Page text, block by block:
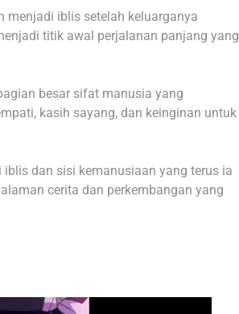
menjadi iblis setelah keluarganya
titik awal perjalanan panjang yang
besar sifat manusia yang
kasih sayang, dan keinginan untuk
dan sisi kemanusiaan yang terus ia
cerita dan perkembangan yang